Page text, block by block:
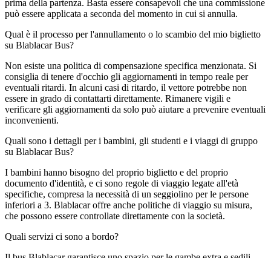
prima della partenza. Basta essere consapevoli che una commissione
può essere applicata a seconda del momento in cui si annulla.
Qual è il processo per l'annullamento o lo scambio del mio biglietto
su Blablacar Bus?
Non esiste una politica di compensazione specifica menzionata. Si
consiglia di tenere d'occhio gli aggiornamenti in tempo reale per
eventuali ritardi. In alcuni casi di ritardo, il vettore potrebbe non
essere in grado di contattarti direttamente. Rimanere vigili e
verificare gli aggiornamenti da solo può aiutare a prevenire eventuali
inconvenienti.
Quali sono i dettagli per i bambini, gli studenti e i viaggi di gruppo
su Blablacar Bus?
I bambini hanno bisogno del proprio biglietto e del proprio
documento d'identità, e ci sono regole di viaggio legate all'età
specifiche, compresa la necessità di un seggiolino per le persone
inferiori a 3. Blablacar offre anche politiche di viaggio su misura,
che possono essere controllate direttamente con la società.
Quali servizi ci sono a bordo?